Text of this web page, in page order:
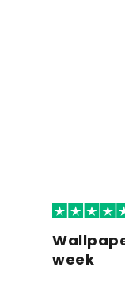
week